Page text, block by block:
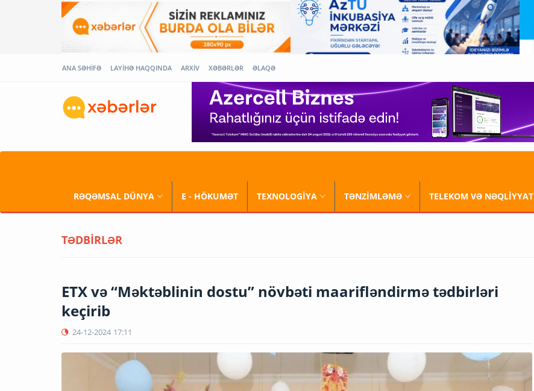
ANA SƏHİFƏ LAYİHƏ HAQQINDA ARXİV XƏBƏRLƏR ƏLAQƏ
RƏQƏMSAL DÜNYA E - HÖKUMƏT TEXNOLOGİYA TƏNZİMLƏMƏ TELEKOM VƏ NƏQLİYYAT
TƏDBİRLƏR
ETX və “Məktəblinin dostu” növbəti maarifləndirmə tədbirləri
keçirib
24-12-2024 17:11